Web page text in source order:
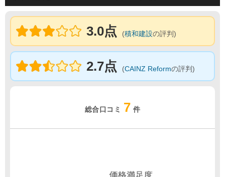
3.0点 (積和建設の評判)
2.7点 (CAINZ Reformの評判)
総合口コミ 7 件